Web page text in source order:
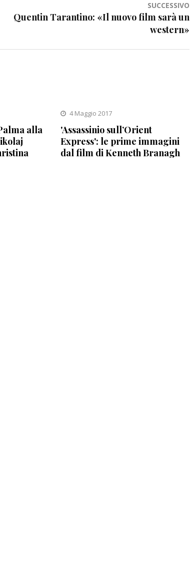
SUCCESSIVO
Quentin Tarantino: «Il nuovo film sarà un
western»
alla
4 Maggio 2017
'Assassinio sull’Orient
Express': le prime immagini
dal film di Kenneth Branagh